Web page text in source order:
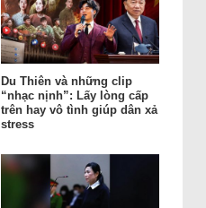
Du Thiên và những clip
“nhạc nịnh”: Lấy lòng cấp
trên hay vô tình giúp dân xả
stress